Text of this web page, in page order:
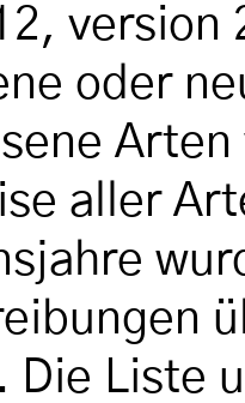
oder
aller
Die Liste